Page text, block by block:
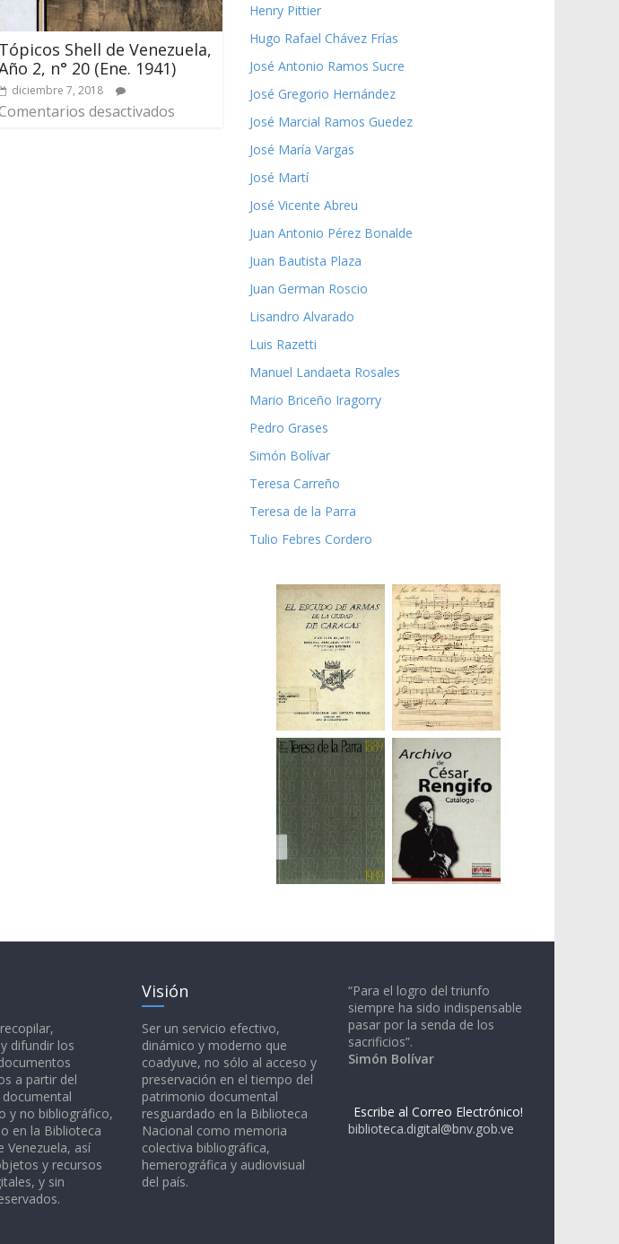
Tópicos Shell de Venezuela,
2, n° 20 (Ene. 1941)
diciembre 7, 2018
desactivados
Henry Pittier
Hugo Rafael Chávez Frías
José Antonio Ramos Sucre
José Gregorio Hernández
José Marcial Ramos Guedez
José María Vargas
José Martí
José Vicente Abreu
Juan Antonio Pérez Bonalde
Juan Bautista Plaza
Juan German Roscio
Lisandro Alvarado
Luis Razetti
Manuel Landaeta Rosales
Mario Briceño Iragorry
Pedro Grases
Simón Bolívar
Teresa Carreño
Teresa de la Parra
Tulio Febres Cordero
difundir los
a partir del
y no bibliográfico,
en la Biblioteca
Venezuela, así
y recursos
y sin
Visión
Ser un servicio efectivo,
dinámico y moderno que
coadyuve, no sólo al acceso y
preservación en el tiempo del
patrimonio documental
resguardado en la Biblioteca
Nacional como memoria
colectiva bibliográfica,
hemerográfica y audiovisual
del país.
“Para el logro del triunfo
siempre ha sido indispensable
pasar por la senda de los
sacrificios”.
Simón Bolívar
Escribe al Correo Electrónico!
biblioteca.digital@bnv.gob.ve